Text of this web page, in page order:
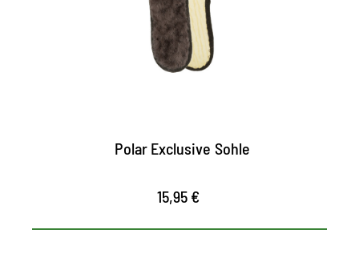
wärmt den Fuß selbst bei empfindlich
kalten Temperaturen
Polar Exclusive Sohle
15,95 €